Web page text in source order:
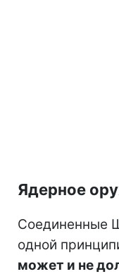
Ядерное
Соединенные
одной
может и не